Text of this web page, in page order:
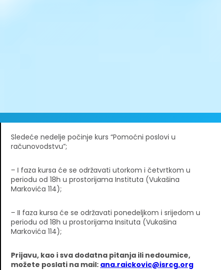
Sledeće nedelje počinje kurs “Pomoćni poslovi u
računovodstvu”;
– I faza kursa će se održavati utorkom i četvrtkom u
periodu od 18h u prostorijama Instituta (Vukašina
Markovića 114);
– II faza kursa će se održavati ponedeljkom i srijedom u
periodu od 18h u prostorijama Insituta (Vukašina
Markovića 114);
Prijavu, kao i sva dodatna pitanja ili nedoumice,
možete poslati na mail: ana.raickovic@isrcg.org